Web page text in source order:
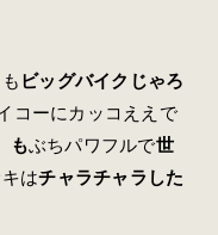
ビッグバイクじゃろ
コーにカッコええで
もぶちパワフルで世
はチャラチャラした